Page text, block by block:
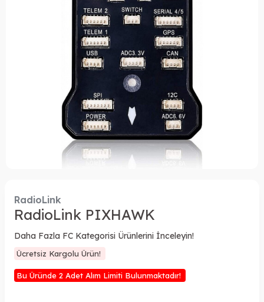
RadioLink
RadioLink PIXHAWK
Daha Fazla FC Kategorisi Ürünlerini İnceleyin!
Ücretsiz Kargolu Ürün!
Bu Üründe 2 Adet Alım Limiti Bulunmaktadır!